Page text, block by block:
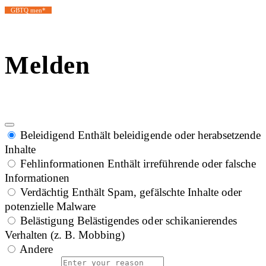
GBTQ men*
Melden
Beleidigend Enthält beleidigende oder herabsetzende
Inhalte
Fehlinformationen Enthält irreführende oder falsche
Informationen
Verdächtig Enthält Spam, gefälschte Inhalte oder
potenzielle Malware
Belästigung Belästigendes oder schikanierendes
Verhalten (z. B. Mobbing)
Andere